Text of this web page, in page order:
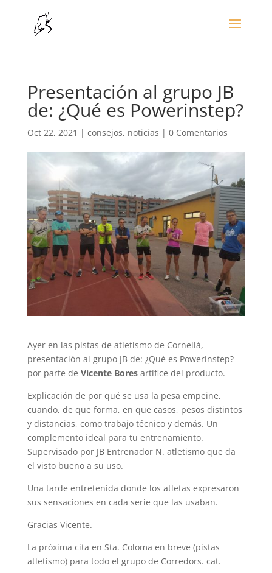
Presentación al grupo JB
de: ¿Qué es Powerinstep?
Oct 22, 2021 | consejos, noticias | 0 Comentarios
Ayer en las pistas de atletismo de Cornellà,
presentación al grupo JB de: ¿Qué es Powerinstep?
por parte de Vicente Boresartífice del producto.
Explicación de por qué se usa la pesa empeine,
cuando, de que forma, en que casos, pesos distintos
y distancias, como trabajo técnico y demás. Un
complemento ideal para tu entrenamiento.
Supervisado por JB Entrenador N. atletismo que da
el visto bueno a su uso.
Una tarde entretenida donde los atletas expresaron
sus sensaciones en cada serie que las usaban.
Gracias Vicente.
La próxima cita en Sta. Coloma en breve (pistas
atletismo) para todo el grupo de Corredors. cat.